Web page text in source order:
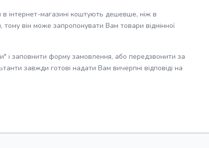
інтернет-магазині коштують дешевше, ніж в
він може запропонувати Вам товари відмінної
і заповнити форму замовлення, або передзвонити за
завжди готові надати Вам вичерпні відповіді на